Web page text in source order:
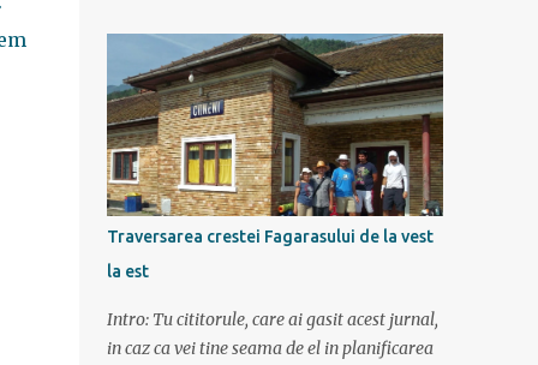
zile ca doar de aia e vacanta. Am plecat
sambata 30 iulie pe ruta Pitesti, Rm. Valcea,
Novaci, Ranca, Sebes, Orastie. Si cum se
putea sa plecam decat cu masina dacilor, ce-
i drept restilizata si imbunatatita, denumita
acum Dacia Logan. Ne-am inarmat cu 3-4
harti si cu un plan bine documentat de vreo
15 pagini (cine il vrea sa ridice mana sus). Am
inghesuit cu greu rucsacii, corturile, sacii de
dormit si mancarea in masina.
Traversarea crestei Fagarasului de la vest
la est
Intro: Tu cititorule, care ai gasit acest jurnal,
in caz ca vei tine seama de el in planificarea